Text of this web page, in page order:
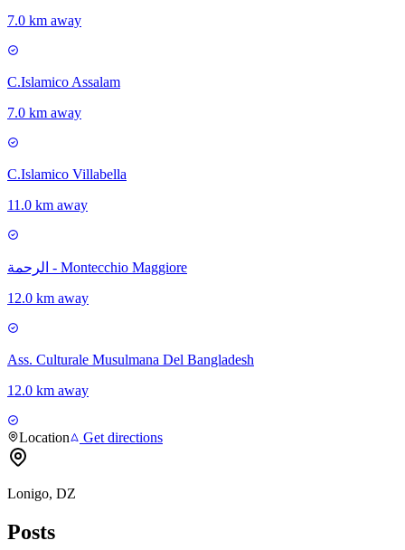
7.0 km away
C.Islamico Assalam
7.0 km away
C.Islamico Villabella
11.0 km away
الرحمة - Montecchio Maggiore
12.0 km away
Ass. Culturale Musulmana Del Bangladesh
12.0 km away
Location Get directions
Lonigo, DZ
Posts